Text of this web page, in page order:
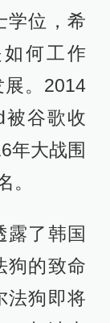
学位，希
何工作
。2014
被谷歌收
年大战围
。
露了韩国
狗的致命
法狗即将